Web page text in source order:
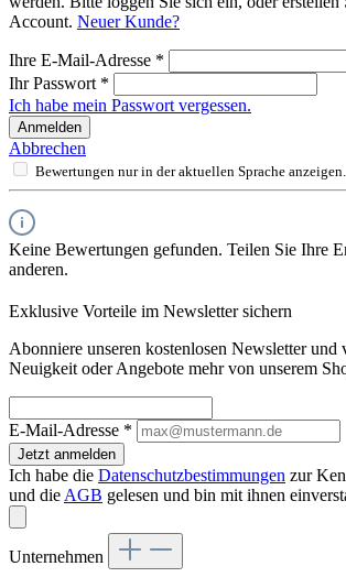
Account. Neuer Kunde?
Ihre E-Mail-Adresse *
Ihr Passwort *
Ich habe mein Passwort vergessen.
Anmelden
Abbrechen
Bewertungen nur in der aktuellen Sprache anzeigen.
Keine Bewertungen gefunden. Teilen Sie Ihre
anderen.
Exklusive Vorteile im Newsletter sichern
Abonniere unseren kostenlosen Newsletter und
Neuigkeit oder Angebote mehr von unserem
E-Mail-Adresse *
Jetzt anmelden
Ich habe die Datenschutzbestimmungen zur
und die AGB gelesen und bin mit ihnen
Unternehmen